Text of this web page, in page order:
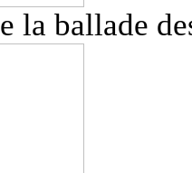
la ballade